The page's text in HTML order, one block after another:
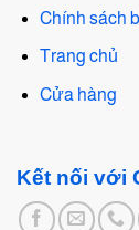
Chính sách
Trang chủ
Cửa hàng
Kết nối với